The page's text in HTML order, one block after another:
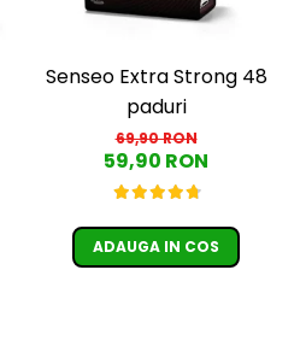
Senseo Extra Strong 48
paduri
69,90 RON
59,90 RON
ADAUGA IN COS